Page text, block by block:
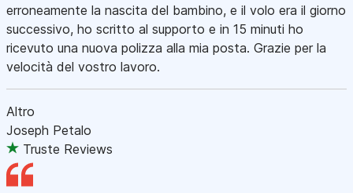
erroneamente la nascita del bambino, e il volo era il giorno
successivo, ho scritto al supporto e in 15 minuti ho
ricevuto una nuova polizza alla mia posta. Grazie per la
velocità del vostro lavoro.
Altro
Joseph Petalo
Truste Reviews